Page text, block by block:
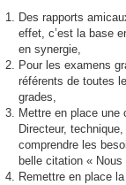
Des rapports
effet, c’est la base
en synergie,
Pour les examens
référents de toutes
grades,
Mettre en place une
Directeur,
comprendre les
belle citation «
Remettre en place